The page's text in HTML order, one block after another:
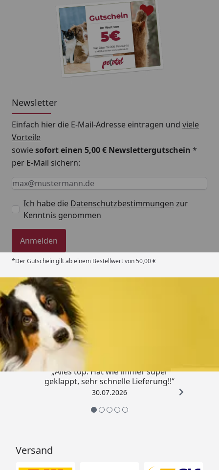
Newsletter
Einfach hier die E-Mail-Adresse eintragen und viele
Vorteile
sowiesofort einen 5,00 € Newslettergutschein *
per E-Mail sichern:
Keine Eingabe erforderlich
Eingabe erforderlich
E-Mail *
Ich habe die Datenschutzbestimmungen zur
Kenntnis genommen
Anmelden
*Der Gutschein gilt ab einem Bestellwert von 50,00 €
Trusted Shops
„Alles top. Hat wie immer super
geklappt, sehr schnelle Lieferung!!“
30.07.2026
Versand